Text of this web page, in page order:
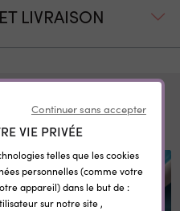
LIVRAISON
Continuer sans accepter
VIE PRIVÉE
telles que les cookies
personnelles (comme votre
appareil) dans le but de :
sur notre site ,